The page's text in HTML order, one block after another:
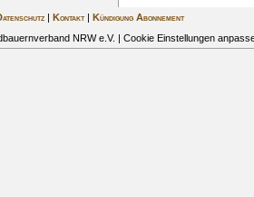
| Kontakt|
Kündigung Abonnement
NRW e.V. | Cookie Einstellungen